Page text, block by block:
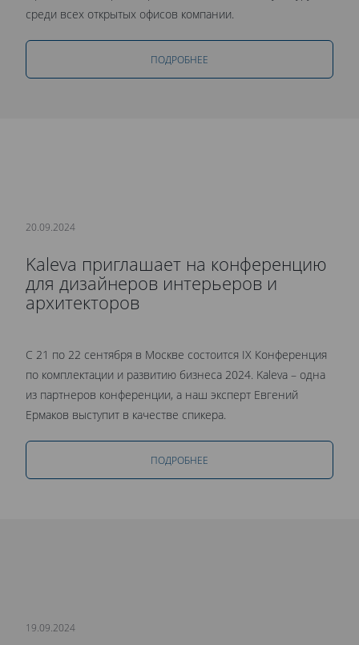
среди всех открытых офисов компании.
ПОДРОБНЕЕ
20.09.2024
Kaleva приглашает на конференцию
для дизайнеров интерьеров и
архитекторов
С 21 по 22 сентября в Москве состоится IX Конференция
по комплектации и развитию бизнеса 2024. Kaleva – одна
из партнеров конференции, а наш эксперт Евгений
Ермаков выступит в качестве спикера.
ПОДРОБНЕЕ
19.09.2024